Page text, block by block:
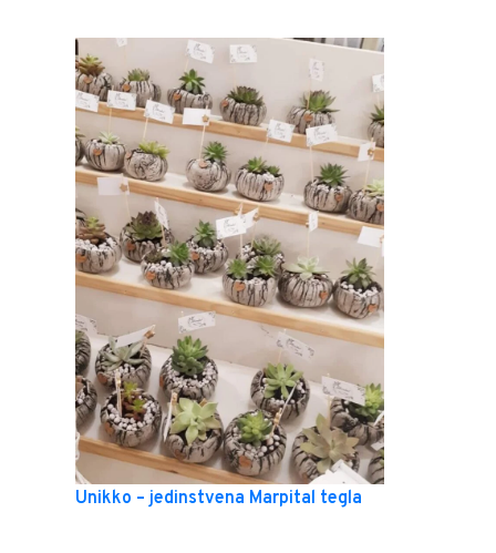
Unikko – jedinstvena Marpital tegla